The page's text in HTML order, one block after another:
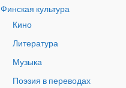
Финская культура
Кино
Литература
Музыка
Поэзия в переводах